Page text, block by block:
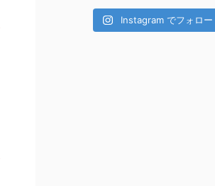
Instagram でフォロー